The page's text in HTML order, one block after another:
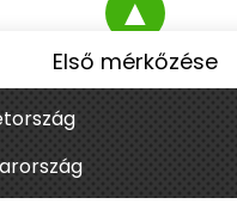
▲
Első mérkőzése